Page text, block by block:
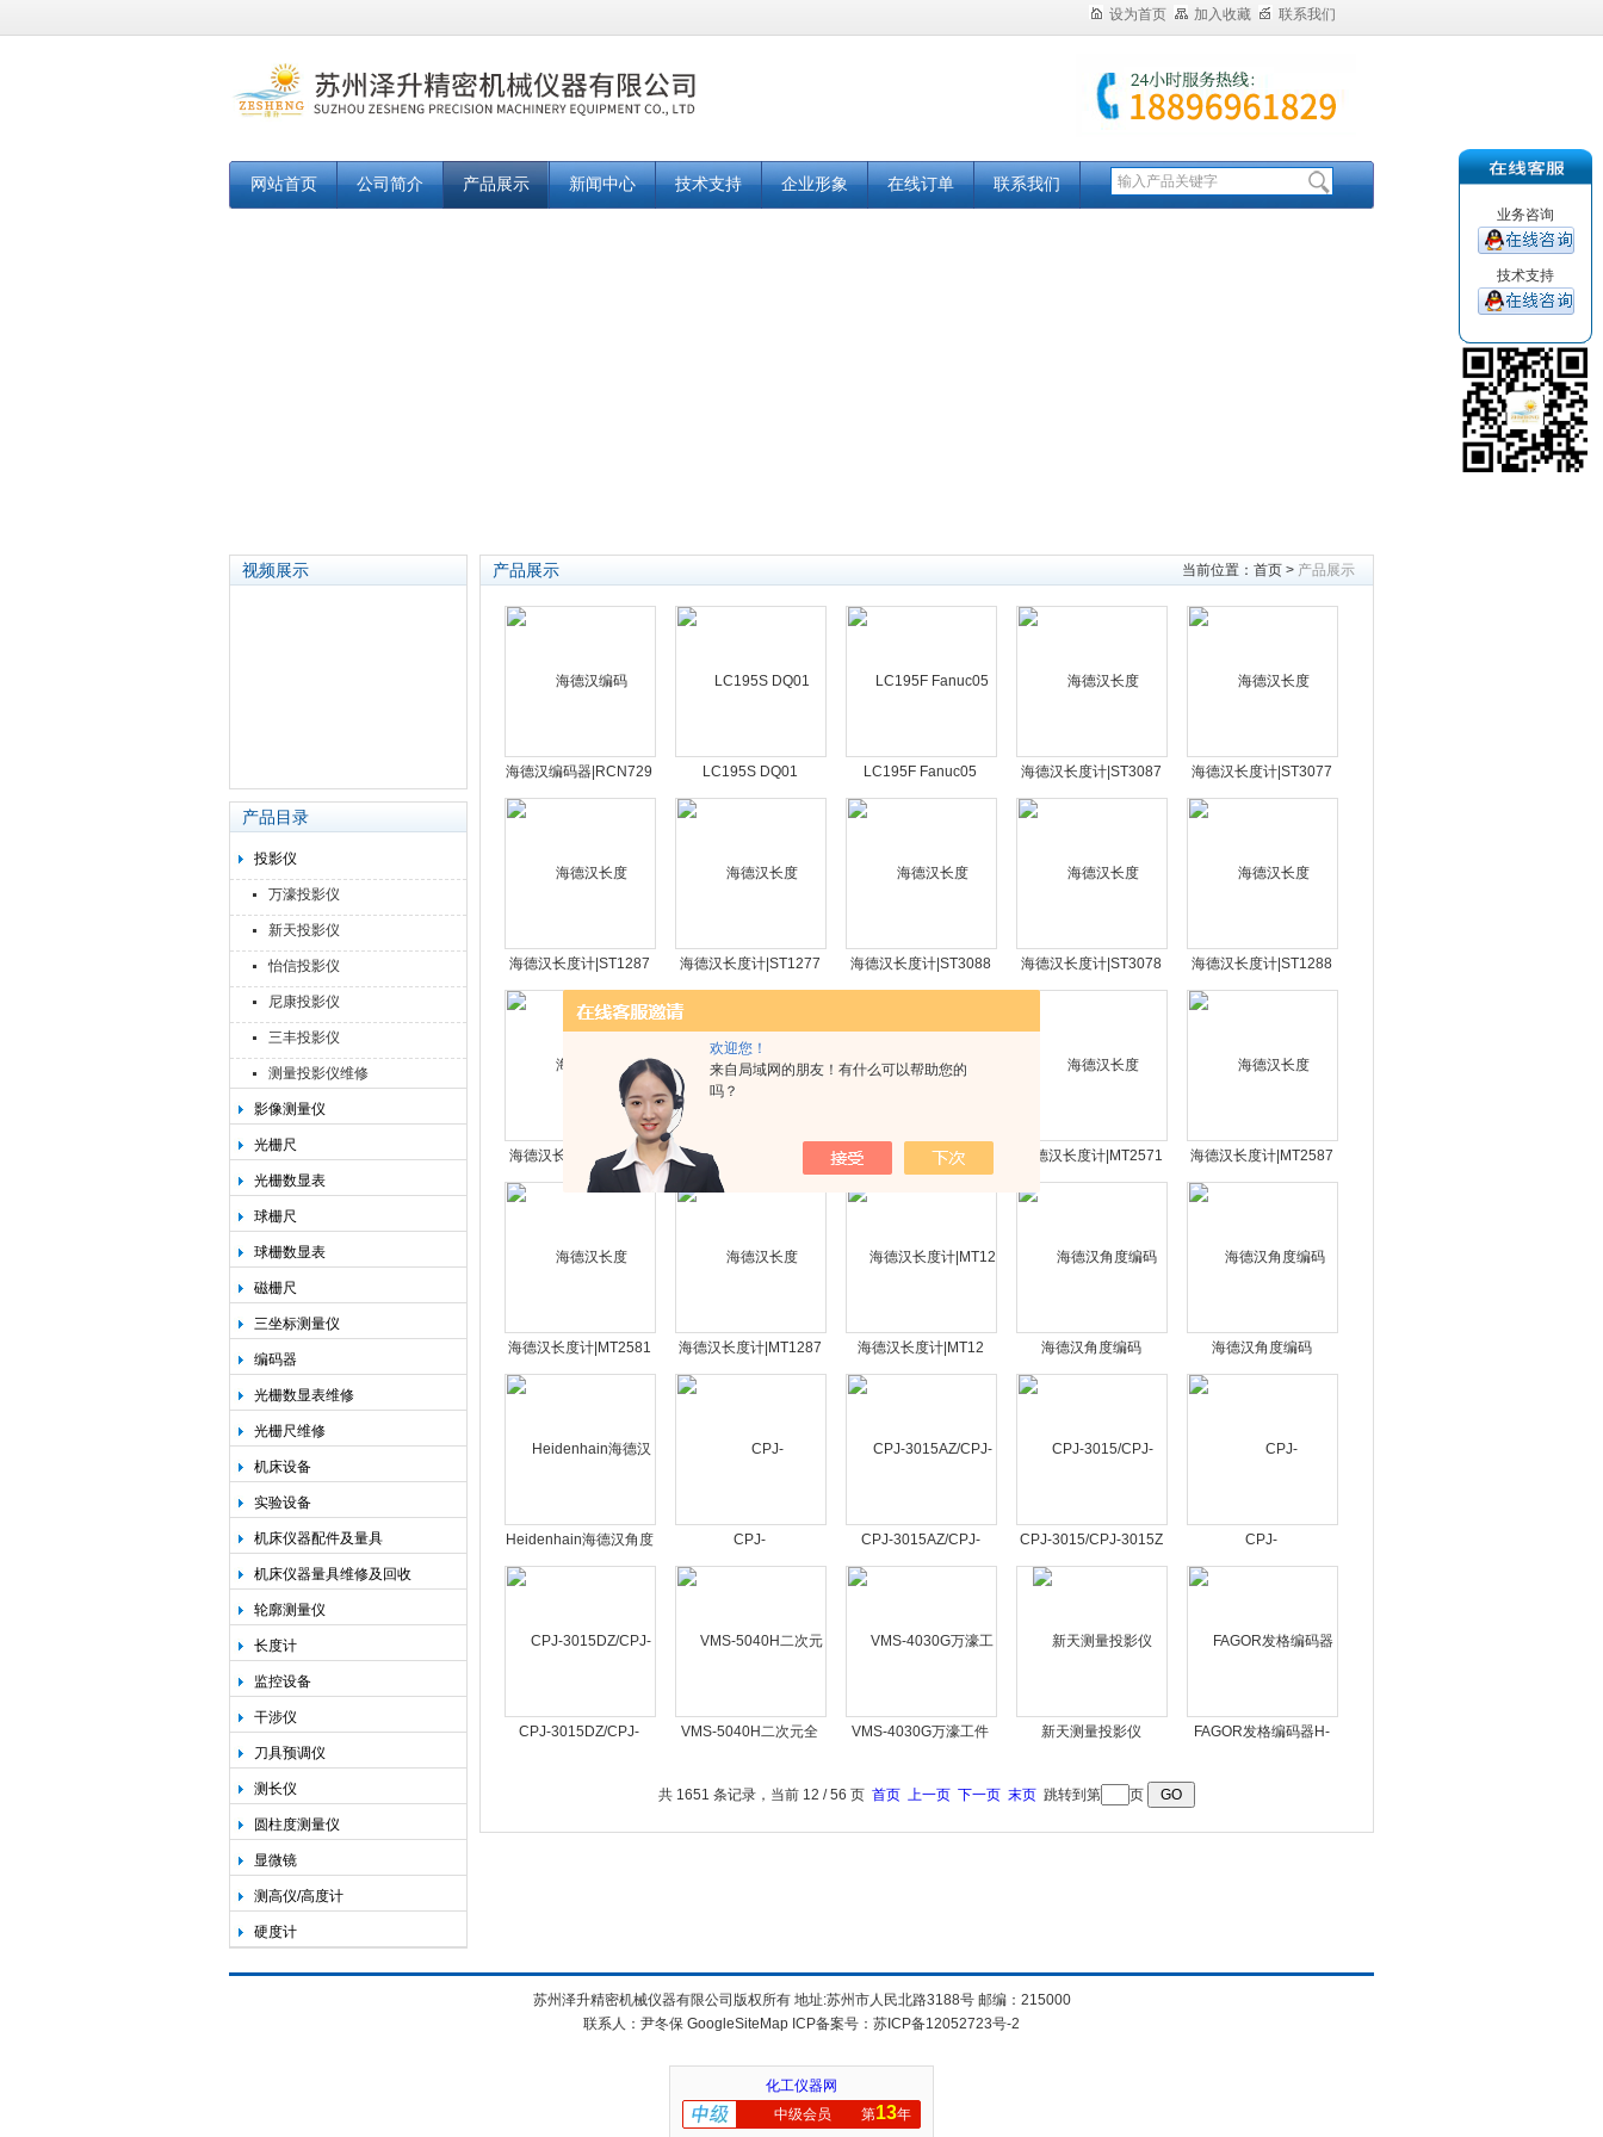
欢迎您！
来自局域网的朋友！有什么可以帮助您的
吗？
设为首页 加入收藏 联系我们
网站首页 公司简介 产品展示 新闻中心 技术支持 企业形象 在线订单 联系我们
视频展示
产品目录
投影仪
万濠投影仪
新天投影仪
怡信投影仪
尼康投影仪
三丰投影仪
测量投影仪维修
影像测量仪
光栅尺
光栅数显表
球栅尺
球栅数显表
磁栅尺
三坐标测量仪
编码器
光栅数显表维修
光栅尺维修
机床设备
实验设备
机床仪器配件及量具
机床仪器量具维修及回收
轮廓测量仪
长度计
监控设备
干涉仪
刀具预调仪
测长仪
圆柱度测量仪
显微镜
测高仪/高度计
硬度计
产品展示 当前位置： 首页 > 产品展示
海德汉编码器|RCN729
ID：529370-01圆光栅
LC195S DQ01
ML240mm ID760910-
LC195F Fanuc05
ML440mm ID760905-
海德汉长度计|ST3087
ID：511399-01光栅尺
海德汉长度计|ST3077
ID：511398-01光栅尺
海德汉长度计|ST1287
ID：383975-01光栅尺
海德汉长度计|ST1277
ID：511395-01光栅尺
海德汉长度计|ST3088
ID：375132-01光栅尺
海德汉长度计|ST3078
ID：375133-11光栅尺
海德汉长度计|ST1288
ID：383979-01光栅尺
海德汉长度计|ST1278
ID：383963-03光栅尺
海德汉长度计|MT1271
ID：331666-01光栅尺
海德汉长度计|MT1281
海德汉长度计|MT2571
ID:331667-01光栅尺
海德汉长度计|MT2587
ID：376992-01光栅尺
海德汉长度计|MT2581
ID：363409-02光栅尺
海德汉长度计|MT1287
ID：375162-01光栅尺
海德汉长度计|MT12
ID：243602-01光栅尺
海德汉角度编码
器|ROD270C/ROD280C
海德汉角度编码
器|RCN2511/RCN2510
Heidenhain海德汉角度
编码器|RCN2311圆光
CPJ-
3025AZ/3030AZ/3040AZ
CPJ-3015AZ/CPJ-
3020AZ万濠测量投影
CPJ-3015/CPJ-3015Z
万濠数字式测量投影仪
CPJ-
3015CZ/3020CZ/3025CZ
CPJ-3015DZ/CPJ-
VMS-5040H二次元全
VMS-4030G万濠工件
新天测量投影仪
FAGOR发格编码器H-
共 1651 条记录，当前 12 / 56 页 首页 上一页 下一页 末页 跳转到第 页
苏州泽升精密机械仪器有限公司版权所有 地址:苏州市人民北路3188号 邮编：215000
联系人：尹冬保 GoogleSiteMap ICP备案号： 苏ICP备12052723号-2
业务咨询
技术支持
化工仪器网
中级会员
第13年